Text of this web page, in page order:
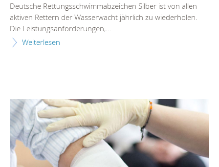
Deutsche Rettungsschwimmabzeichen Silber ist von allen
aktiven Rettern der Wasserwacht jährlich zu wiederholen.
Die Leistungsanforderungen,...
Weiterlesen